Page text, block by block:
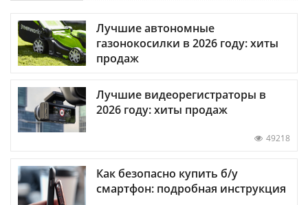
Лучшие автономные
газонокосилки в 2026 году: хиты
продаж
Лучшие видеорегистраторы в
2026 году: хиты продаж
49218
Как безопасно купить б/у
смартфон: подробная инструкция